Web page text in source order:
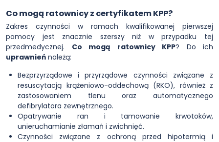
Co mogą ratownicy z certyfikatem KPP?
Zakres czynności w ramach kwalifikowanej pierwszej
pomocy jest znacznie szerszy niż w przypadku tej
przedmedycznej. Co mogą ratownicy KPP? Do ich
uprawnień należą:
Bezprzyrządowe i przyrządowe czynności związane z
resuscytacją krążeniowo-oddechową (RKO), również z
zastosowaniem tlenu oraz automatycznego
defibrylatora zewnętrznego.
Opatrywanie ran i tamowanie krwotoków,
unieruchamianie złamań i zwichnięć.
Czynności związane z ochroną przed hipotermią i